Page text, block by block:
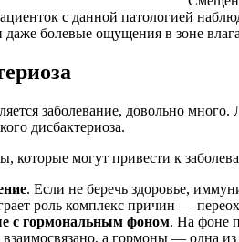
с данной патологией
даже болевые ощущения в зоне
заболевание, довольно
дисбактериоза.
которые могут привести к
. Если не беречь здоровье,
роль комплекс причин —
с гормональным фоном. На фоне
взаимосвязано, а гормоны — одна